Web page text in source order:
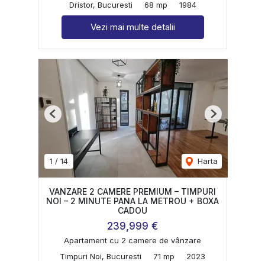
Dristor, Bucuresti
68 mp 1984
Vezi mai multe detalii
1 / 14 Harta
Previous Next
VANZARE 2 CAMERE PREMIUM – TIMPURI
NOI – 2 MINUTE PANA LA METROU + BOXA
CADOU
239,999 €
Apartament cu 2 camere de vânzare
Timpuri Noi, Bucuresti
71 mp 2023